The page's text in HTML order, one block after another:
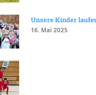
Unsere Kinder
16. Mai 2025